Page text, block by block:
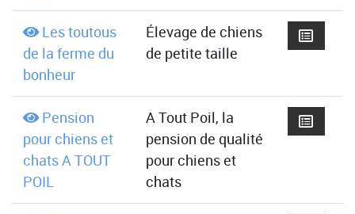
Les toutous
de la ferme du
bonheur
Élevage de chiens
de petite taille
Pension
pour chiens et
chats A TOUT
POIL
A Tout Poil, la
pension de qualité
pour chiens et
chats